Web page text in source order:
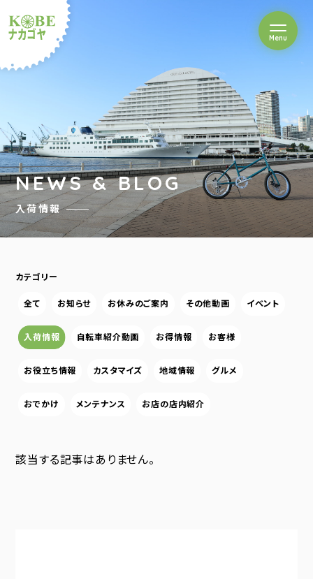
ルショップナカゴヤ
Menuを開閉
NEWS & BLOG
入荷情報
カテゴリー
全て お知らせ お休みのご案内 その他動画 イベント
入荷情報 自転車紹介動画 お得情報 お客様
お役立ち情報 カスタマイズ 地域情報 グルメ
おでかけ メンテナンス お店の店内紹介
該当する記事はありません。